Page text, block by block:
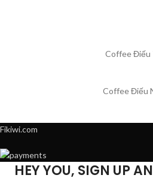
Coffee Điếu
Coffee Điếu
Fikiwi.com
HEY YOU, SIGN UP